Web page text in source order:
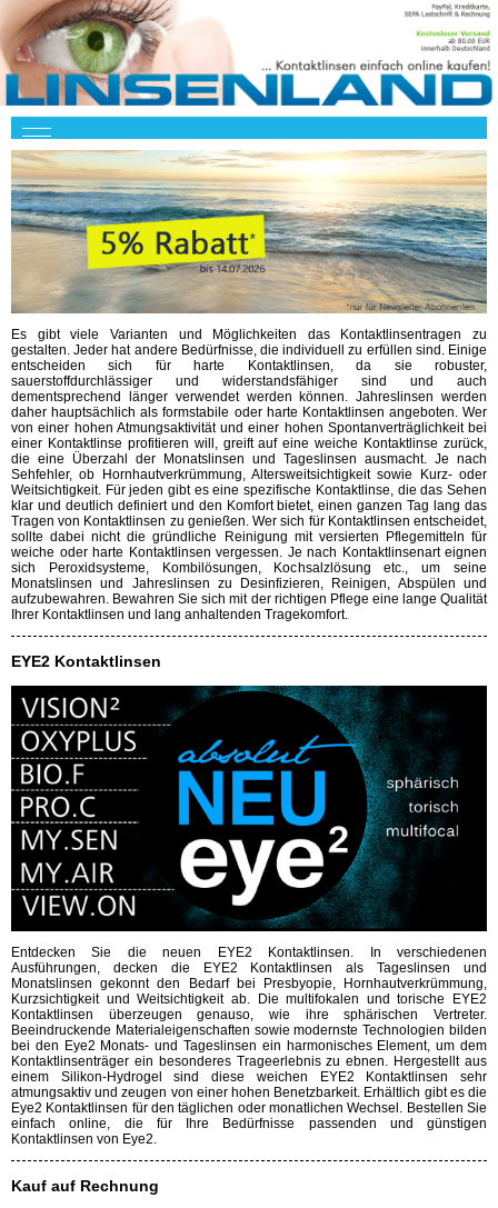
Es gibt viele Varianten und Möglichkeiten das Kontaktlinsentragen zu
gestalten. Jeder hat andere Bedürfnisse, die individuell zu erfüllen sind. Einige
entscheiden sich für harte Kontaktlinsen, da sie robuster,
sauerstoffdurchlässiger und widerstandsfähiger sind und auch
dementsprechend länger verwendet werden können. Jahreslinsen werden
daher hauptsächlich als formstabile oder harte Kontaktlinsen angeboten. Wer
von einer hohen Atmungsaktivität und einer hohen Spontanverträglichkeit bei
einer Kontaktlinse profitieren will, greift auf eine weiche Kontaktlinse zurück,
die eine Überzahl der Monatslinsen und Tageslinsen ausmacht. Je nach
Sehfehler, ob Hornhautverkrümmung, Altersweitsichtigkeit sowie Kurz- oder
Weitsichtigkeit. Für jeden gibt es eine spezifische Kontaktlinse, die das Sehen
klar und deutlich definiert und den Komfort bietet, einen ganzen Tag lang das
Tragen von Kontaktlinsen zu genießen. Wer sich für Kontaktlinsen entscheidet,
sollte dabei nicht die gründliche Reinigung mit versierten Pflegemitteln für
weiche oder harte Kontaktlinsen vergessen. Je nach Kontaktlinsenart eignen
sich Peroxidsysteme, Kombilösungen, Kochsalzlösung etc., um seine
Monatslinsen und Jahreslinsen zu Desinfizieren, Reinigen, Abspülen und
aufzubewahren. Bewahren Sie sich mit der richtigen Pflege eine lange Qualität
Ihrer Kontaktlinsen und lang anhaltenden Tragekomfort.
EYE2 Kontaktlinsen
Entdecken Sie die neuen EYE2 Kontaktlinsen. In verschiedenen
Ausführungen, decken die EYE2 Kontaktlinsen als Tageslinsen und
Monatslinsen gekonnt den Bedarf bei Presbyopie, Hornhautverkrümmung,
Kurzsichtigkeit und Weitsichtigkeit ab. Die multifokalen und torische EYE2
Kontaktlinsen überzeugen genauso, wie ihre sphärischen Vertreter.
Beeindruckende Materialeigenschaften sowie modernste Technologien bilden
bei den Eye2 Monats- und Tageslinsen ein harmonisches Element, um dem
Kontaktlinsenträger ein besonderes Trageerlebnis zu ebnen. Hergestellt aus
einem Silikon-Hydrogel sind diese weichen EYE2 Kontaktlinsen sehr
atmungsaktiv und zeugen von einer hohen Benetzbarkeit. Erhältlich gibt es die
Eye2 Kontaktlinsen für den täglichen oder monatlichen Wechsel. Bestellen Sie
einfach online, die für Ihre Bedürfnisse passenden und günstigen
Kontaktlinsen von Eye2.
Kauf auf Rechnung